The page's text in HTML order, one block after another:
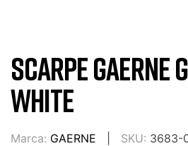
SCARPE GAERNE
WHITE
Marca: GAERNE SKU: 3683-